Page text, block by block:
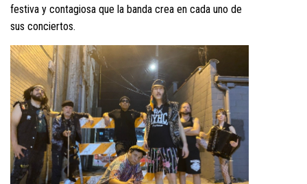
festiva y contagiosa que la banda crea en cada uno de
sus conciertos.